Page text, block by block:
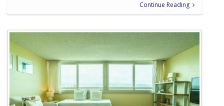
Continue Reading